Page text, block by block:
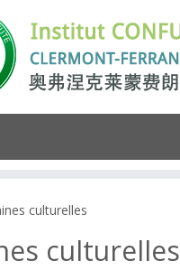
culturelles
culturelles